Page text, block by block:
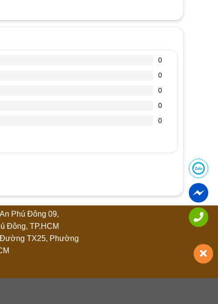
0
0
0
0
0
Phú Đông 09,
Đông, TP.HCM
TX25, Phường